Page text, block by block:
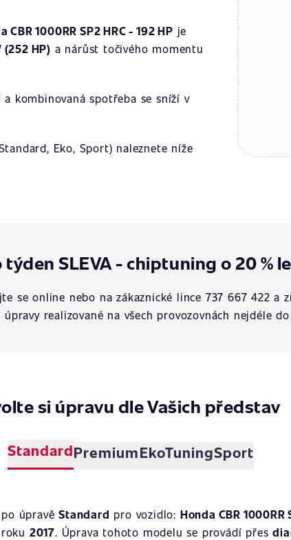
CBR 1000RR SP2 HRC - 192 HP je
(252 HP) a nárůst točivého momentu
a kombinovaná spotřeba se sníží v
Eko, Sport) naleznete níže
týden SLEVA - chiptuning o 20 %
se online nebo na zákaznické lince 737 667 422 a
realizované na všech provozovnách nejdéle
si úpravu dle Vašich představ
StandardPremiumEkoTuningSport
po úpravěStandard pro vozidlo: Honda CBR 1000RR
2017. Úprava tohoto modelu se provádí přes